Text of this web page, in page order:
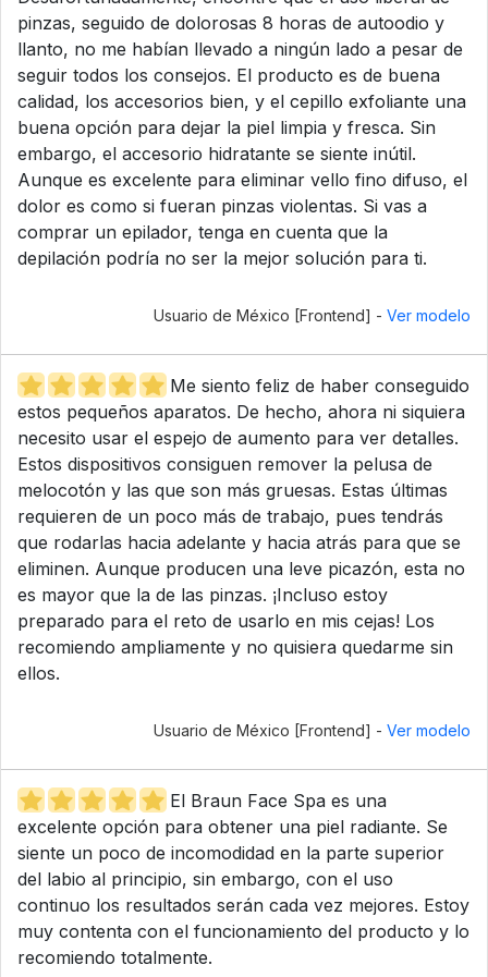
pinzas, seguido de dolorosas 8 horas de autoodio y
llanto, no me habían llevado a ningún lado a pesar de
seguir todos los consejos. El producto es de buena
calidad, los accesorios bien, y el cepillo exfoliante una
buena opción para dejar la piel limpia y fresca. Sin
embargo, el accesorio hidratante se siente inútil.
Aunque es excelente para eliminar vello fino difuso, el
dolor es como si fueran pinzas violentas. Si vas a
comprar un epilador, tenga en cuenta que la
depilación podría no ser la mejor solución para ti.
Usuario de México [Frontend] - Ver modelo
Me siento feliz de haber conseguido
estos pequeños aparatos. De hecho, ahora ni siquiera
necesito usar el espejo de aumento para ver detalles.
Estos dispositivos consiguen remover la pelusa de
melocotón y las que son más gruesas. Estas últimas
requieren de un poco más de trabajo, pues tendrás
que rodarlas hacia adelante y hacia atrás para que se
eliminen. Aunque producen una leve picazón, esta no
es mayor que la de las pinzas. ¡Incluso estoy
preparado para el reto de usarlo en mis cejas! Los
recomiendo ampliamente y no quisiera quedarme sin
ellos.
Usuario de México [Frontend] - Ver modelo
El Braun Face Spa es una
excelente opción para obtener una piel radiante. Se
siente un poco de incomodidad en la parte superior
del labio al principio, sin embargo, con el uso
continuo los resultados serán cada vez mejores. Estoy
muy contenta con el funcionamiento del producto y lo
recomiendo totalmente.